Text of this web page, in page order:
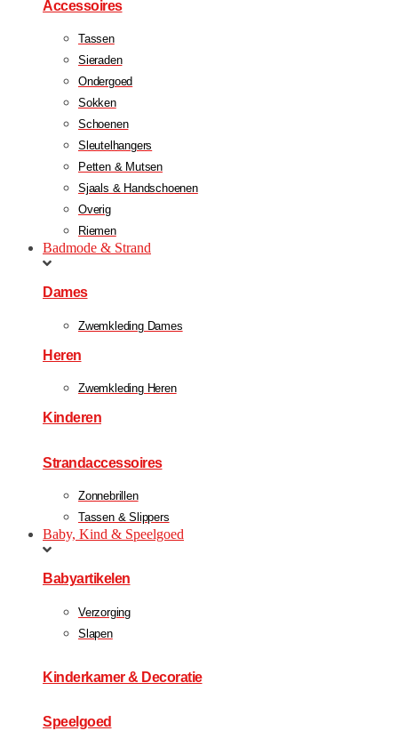
Accessoires
Tassen
Sieraden
Ondergoed
Sokken
Schoenen
Sleutelhangers
Petten & Mutsen
Sjaals & Handschoenen
Overig
Riemen
Badmode & Strand
Dames
Zwemkleding Dames
Heren
Zwemkleding Heren
Kinderen
Strandaccessoires
Zonnebrillen
Tassen & Slippers
Baby, Kind & Speelgoed
Babyartikelen
Verzorging
Slapen
Kinderkamer & Decoratie
Speelgoed